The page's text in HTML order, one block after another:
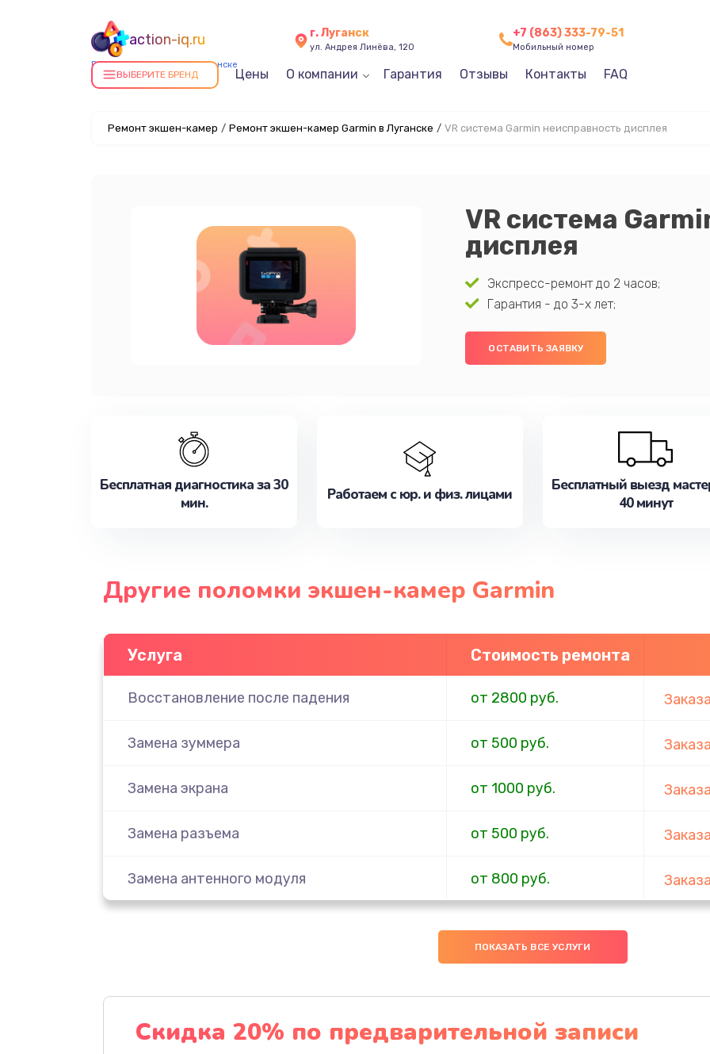
action-iq.ru
Ремонт экшен-камер в Луганске
г. Луганск
ул. Андрея Линёва, 120
+7 (863) 333-79-51
Мобильный номер
ВЫБЕРИТЕ БРЕНД Цены О компании Гарантия Отзывы Контакты FAQ
Ремонт экшен-камер / Ремонт экшен-камер Garmin в Луганске / VR система Garmin неисправность дисплея
VR система
дисплея
Экспресс-ремонт до 2 часов;
Гарантия - до 3-х лет;
ОСТАВИТЬ ЗАЯВКУ
Бесплатная диагностика за 30
мин.
Работаем с юр. и физ. лицами
Бесплатный выезд
40 минут
Другие поломки экшен-камер Garmin
Услуга Стоимость ремонта
Восстановление после падения от 2800 руб.
Замена зуммера от 500 руб.
Замена экрана от 1000 руб.
Замена разъема от 500 руб.
Замена антенного модуля от 800 руб.
от 700 руб.
ПОКАЗАТЬ ВСЕ УСЛУГИ
Скидка 20% по предварительной записи